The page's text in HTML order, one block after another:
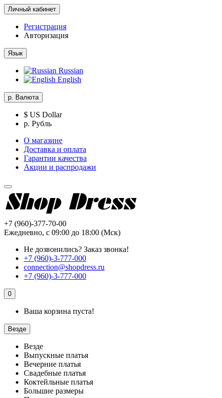
Личный кабинет
Регистрация
Авторизация
Язык
Russian
English
р. Валюта
$ US Dollar
р. Рубль
О магазине
Доставка и оплата
Гарантии качества
Акции и распродажи
+7 (960)-377-70-00
Ежедневно, с 09:00 до 18:00 (Мск)
Не дозвонились? Заказ звонка!
+7 (960)-3-777-000
connection@shopdress.ru
+7 (960)-3-777-000
0
Ваша корзина пуста!
Везде
Везде
Выпускные платья
Вечерние платья
Свадебные платья
Коктейльные платья
Большие размеры